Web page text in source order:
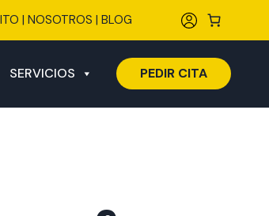
|NOSOTROS |BLOG
SERVICIOS PEDIR CITA